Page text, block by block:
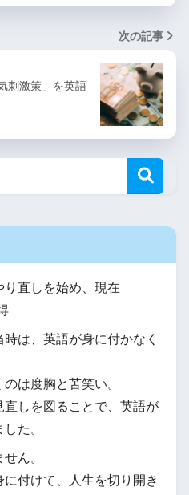
次の記事
刺激策」を英語
直しを始め、現在
は、英語が身に付かなく
は度胸と苦笑い。
しを図ることで、英語が
た。
ん。
付けて、人生を切り開き